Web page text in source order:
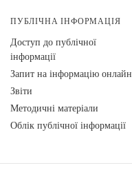
ПУБЛІЧНА ІНФОРМАЦІЯ
Доступ до публічної
інформації
Запит на інформацію онлайн
Звіти
Методичні матеріали
Облік публічної інформації